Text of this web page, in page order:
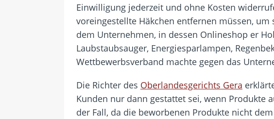
Einwilligung jederzeit und ohne Kosten
voreingestellte Häkchen entfernen müssen,
dem Unternehmen, in dessen Onlineshop er
Laubstaubsauger, Energiesparlampen,
Wettbewerbsverband machte gegen das
Die Richter des Oberlandesgerichts Gera
Kunden nur dann gestattet sei, wenn Produkte
der Fall, da die beworbenen Produkte nicht